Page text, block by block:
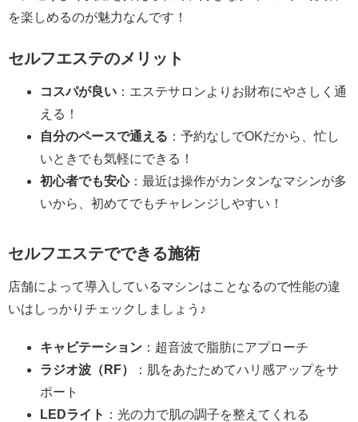
を楽しめるのが魅力なんです！
セルフエステのメリット
コスパが良い ：エステサロンよりお財布にやさしく通
える！
自分のペースで通える ：予約なしでOKだから、忙し
いときでも気軽にできる！
初心者でも安心：最近は操作がカンタンなマシンが多
いから、初めてでもチャレンジしやすい！
セルフエステでできる施術
店舗によって導入しているマシンはことなるので性能の違
いはしっかりチェックしましょう♪
キャビテーション ：超音波で脂肪にアプローチ
ラジオ波（RF）
：肌をあたためてハリ感アップをサ
ポート
LEDライト ：光の力で肌の調子を整えてくれる